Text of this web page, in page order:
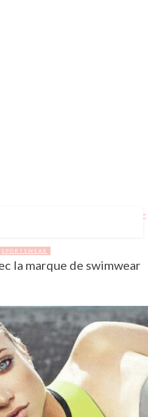
SPORTSWEAR
la marque de swimwear